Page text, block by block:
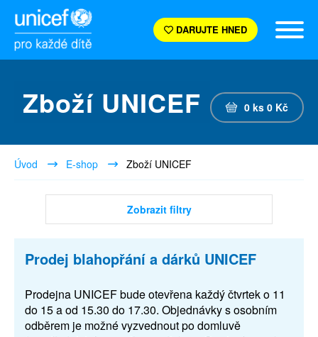
DARUJTE HNED
Zboží UNICEF 0 ks 0 Kč
Úvod E-shop Zboží UNICEF
Zobrazit filtry
Prodej blahopřání a dárků UNICEF
Prodejna UNICEF bude otevřena každý čtvrtek o 11
do 15 a od 15.30 do 17.30. Objednávky s osobním
odběrem je možné vyzvednout po domluvě